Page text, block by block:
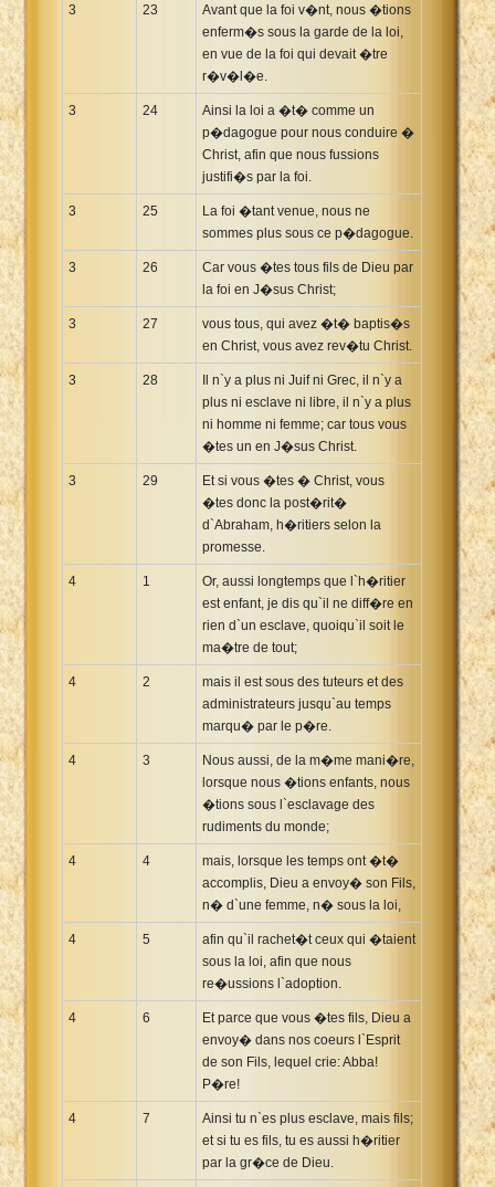
3 23
Avant que la foi v�nt, nous �tions
enferm�s sous la garde de la loi,
en vue de la foi qui devait �tre
r�v�l�e.
3 24
Ainsi la loi a �t� comme un
p�dagogue pour nous conduire �
Christ, afin que nous fussions
justifi�s par la foi.
3 25
La foi �tant venue, nous ne
sommes plus sous ce p�dagogue.
3 26
Car vous �tes tous fils de Dieu par
la foi en J�sus Christ;
3 27
vous tous, qui avez �t� baptis�s
en Christ, vous avez rev�tu Christ.
3 28
Il n`y a plus ni Juif ni Grec, il n`y a
plus ni esclave ni libre, il n`y a plus
ni homme ni femme; car tous vous
�tes un en J�sus Christ.
3 29
Et si vous �tes � Christ, vous
�tes donc la post�rit�
d`Abraham, h�ritiers selon la
promesse.
4 1
Or, aussi longtemps que l`h�ritier
est enfant, je dis qu`il ne diff�re en
rien d`un esclave, quoiqu`il soit le
ma�tre de tout;
4 2
mais il est sous des tuteurs et des
administrateurs jusqu`au temps
marqu� par le p�re.
4 3
Nous aussi, de la m�me mani�re,
lorsque nous �tions enfants, nous
�tions sous l`esclavage des
rudiments du monde;
4 4
mais, lorsque les temps ont �t�
accomplis, Dieu a envoy� son Fils,
n� d`une femme, n� sous la loi,
4 5
afin qu`il rachet�t ceux qui �taient
sous la loi, afin que nous
re�ussions l`adoption.
4 6
Et parce que vous �tes fils, Dieu a
envoy� dans nos coeurs l`Esprit
de son Fils, lequel crie: Abba!
P�re!
4 7
Ainsi tu n`es plus esclave, mais fils;
et si tu es fils, tu es aussi h�ritier
par la gr�ce de Dieu.